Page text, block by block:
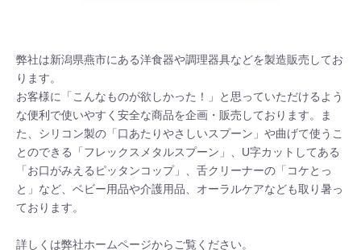
弊社は新潟県燕市にある洋食器や調理器具などを製造販売してお
ります。
お客様に「こんなものが欲しかった！」と思っていただけるよう
な便利で使いやすく安全な商品を企画・販売しております。ま
た、シリコン製の「口あたりやさしいスプーン」や曲げて使うこ
とのできる「フレックスメタルスプーン」、U字カットしてある
「お口がみえるピッタンコップ」、舌クリーナーの「コケとっ
と」など、ベビー用品や介護用品、オーラルケアなども取り暑っ
ております。
詳しくは弊社ホームページからご覧ください。